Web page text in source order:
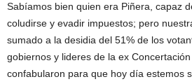
Sabíamos bien quien era Piñera, capaz
coludirse y evadir impuestos; pero
sumado a la desidia del 51% de los
gobiernos y lideres de la ex
confabularon para que hoy día estemos